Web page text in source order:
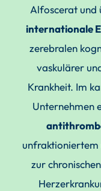
Alfoscerat und
internationale
zerebralen
vaskulärer
Krankheit. Im
Unternehmen
unfraktioniertem
zur